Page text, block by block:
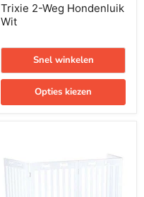
Trixie 2-Weg Hondenluik
Wit
Snel winkelen
Opties kiezen
Wit
Panelen